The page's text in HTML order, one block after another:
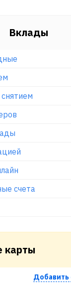
Вклады
счета
карты
Добавить